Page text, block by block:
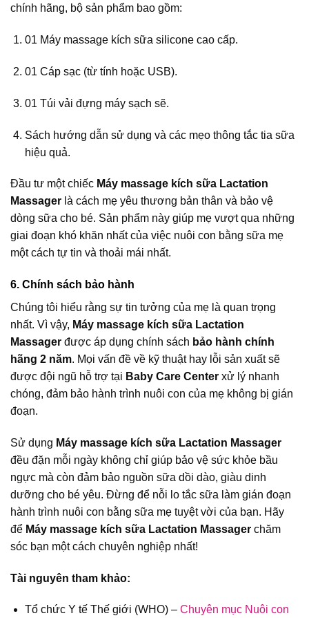
chính hãng, bộ sản phẩm bao gồm:
01 Máy massage kích sữa silicone cao cấp.
01 Cáp sạc (từ tính hoặc USB).
01 Túi vải đựng máy sạch sẽ.
Sách hướng dẫn sử dụng và các mẹo thông tắc tia sữa
hiệu quả.
Đầu tư một chiếc Máy massage kích sữa Lactation
Massager là cách mẹ yêu thương bản thân và bảo vệ
dòng sữa cho bé. Sản phẩm này giúp mẹ vượt qua những
giai đoạn khó khăn nhất của việc nuôi con bằng sữa mẹ
một cách tự tin và thoải mái nhất.
6. Chính sách bảo hành
Chúng tôi hiểu rằng sự tin tưởng của mẹ là quan trọng
nhất. Vì vậy, Máy massage kích sữa Lactation
Massager được áp dụng chính sách bảo hành chính
hãng 2 năm. Mọi vấn đề về kỹ thuật hay lỗi sản xuất sẽ
được đội ngũ hỗ trợ tại Baby Care Center xử lý nhanh
chóng, đảm bảo hành trình nuôi con của mẹ không bị gián
đoạn.
Sử dụng Máy massage kích sữa Lactation Massager
đều đặn mỗi ngày không chỉ giúp bảo vệ sức khỏe bầu
ngực mà còn đảm bảo nguồn sữa dồi dào, giàu dinh
dưỡng cho bé yêu. Đừng để nỗi lo tắc sữa làm gián đoạn
hành trình nuôi con bằng sữa mẹ tuyệt vời của bạn. Hãy
để Máy massage kích sữa Lactation Massager chăm
sóc bạn một cách chuyên nghiệp nhất!
Tài nguyên tham khảo:
Tổ chức Y tế Thế giới (WHO) – Chuyên mục Nuôi con